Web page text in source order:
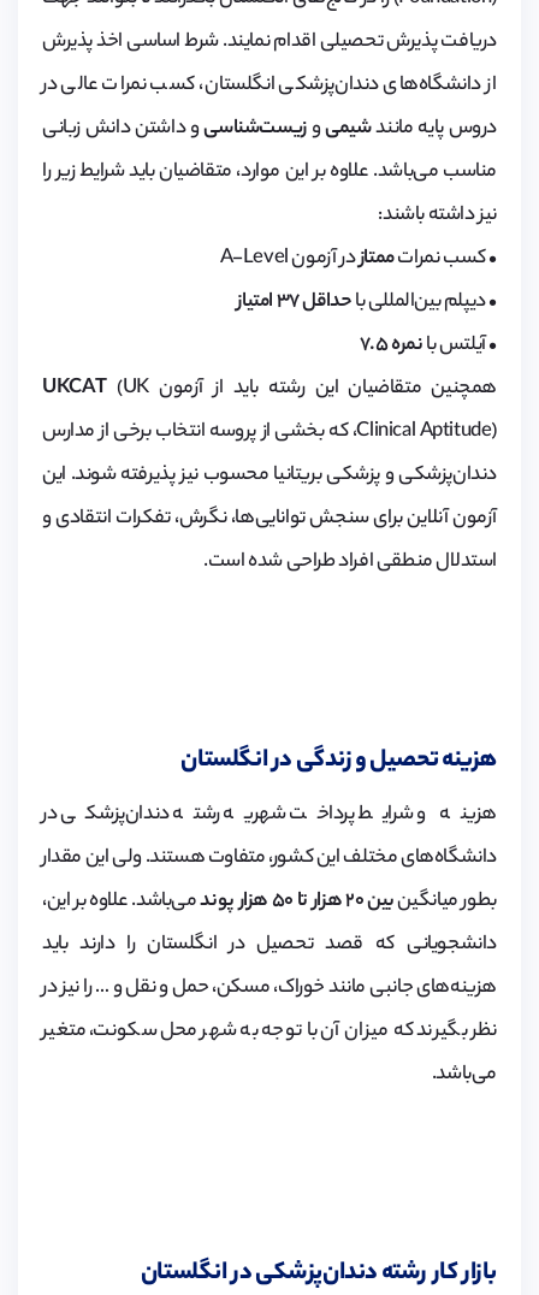
دریافت پذیرش تحصیلی اقدام نمایند. شرط اساسی اخذ پذیرش
از دانشگاه‌های دندان‌پزشکی انگلستان، کسب نمرات عالی در
دروس پایه مانندشیمیوزیست‌شناسیو داشتن دانش زبانی
مناسب می‌باشد. علاوه بر این موارد، متقاضیان باید شرایط زیر را
نیز داشته باشند:
• کسب نمراتممتازدر آزمون A-Level
• دیپلم بین‌المللی باحداقل ۳۷ امتیاز
• آیلتس بانمره ۷.۵
همچنین متقاضیان این رشته باید از آزمون
UKCAT (UK
Clinical Aptitude)، که بخشی از پروسه انتخاب برخی از مدارس
دندان‌پزشکی و پزشکی بریتانیا محسوب نیز پذیرفته شوند. این
آزمون آنلاین برای سنجش توانایی‌ها، نگرش، تفکرات انتقادی و
استدلال منطقی افراد طراحی شده است.
هزینه تحصیل و زندگی در انگلستان
هزینه و شرایط پرداخت شهریه رشته دندان‌پزشکی در
دانشگاه‌های مختلف این کشور، متفاوت هستند. ولی این مقدار
بطور میانگینبین ۲۰ هزار تا ۵۰ هزار پوند
می‌باشد. علاوه بر این،
دانشجویانی که قصد تحصیل در انگلستان را دارند باید
هزینه‌های جانبی مانند خوراک، مسکن، حمل و نقل و … را نیز در
نظر بگیرند که میزان آن با توجه به شهر محل سکونت، متغیر
می‌باشد.
بازار کار رشته دندان‌پزشکی در انگلستان